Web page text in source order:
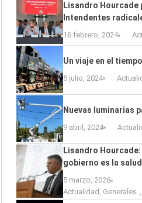
Lisandro
Intendentes
16 febrero, 2024
Un viaje en el tiempo
5 julio, 2024
Nuevas luminarias
9 abril, 2024
Lisandro
gobierno es la
5 marzo, 2026
Actualidad , Generales ,